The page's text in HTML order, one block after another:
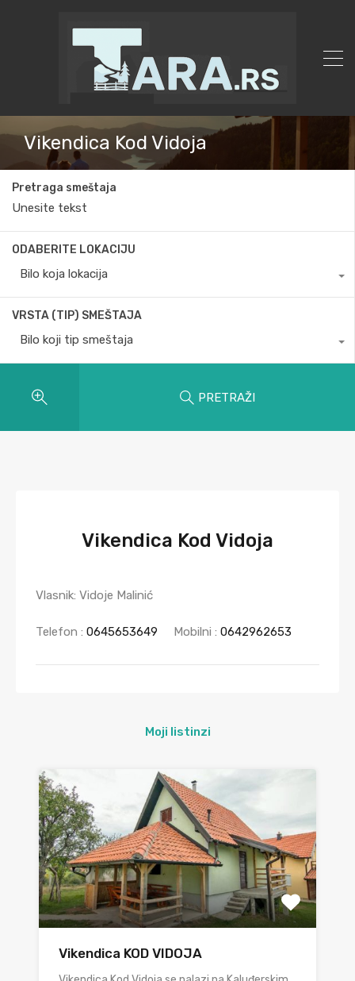
Vikendica Kod Vidoja
Pretraga smeštaja
ODABERITE LOKACIJU
Bilo koja lokacija
VRSTA (TIP) SMEŠTAJA
Bilo koji tip smeštaja
PRETRAŽI
Vikendica Kod Vidoja
Vlasnik: Vidoje Malinić
Telefon : 0645653649 Mobilni : 0642962653
Moji listinzi
Vikendica KOD VIDOJA